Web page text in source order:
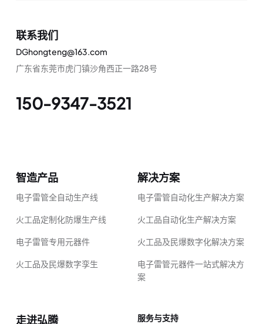
联系我们
DGhongteng@163.com
广东省东莞市虎门镇沙角西正一路28号
150-9347-3521
智造产品
电子雷管全自动生产线
火工品定制化防爆生产线
电子雷管专用元器件
火工品及民爆数字孪生
解决方案
电子雷管自动化生产解决方案
火工品自动化生产解决方案
火工品及民爆数字化解决方案
电子雷管元器件一站式解决方
案
走进弘腾
服务与支持